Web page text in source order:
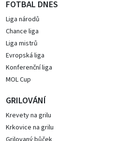
FOTBAL DNES
Liga národů
Chance liga
Liga mistrů
Evropská liga
Konferenční liga
MOL Cup
GRILOVÁNÍ
Krevety na grilu
Krkovice na grilu